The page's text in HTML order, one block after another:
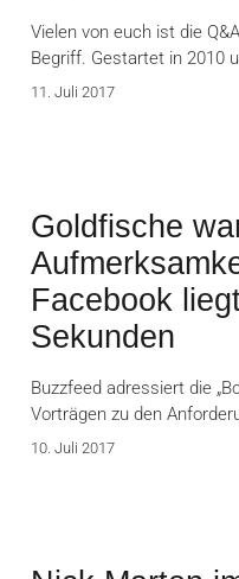
Vielen von euch ist die
Begriff. Gestartet in 2010
11. Juli 2017
Goldfische
Facebook
Sekunden
Buzzfeed adressiert die
Vorträgen zu den
10. Juli 2017